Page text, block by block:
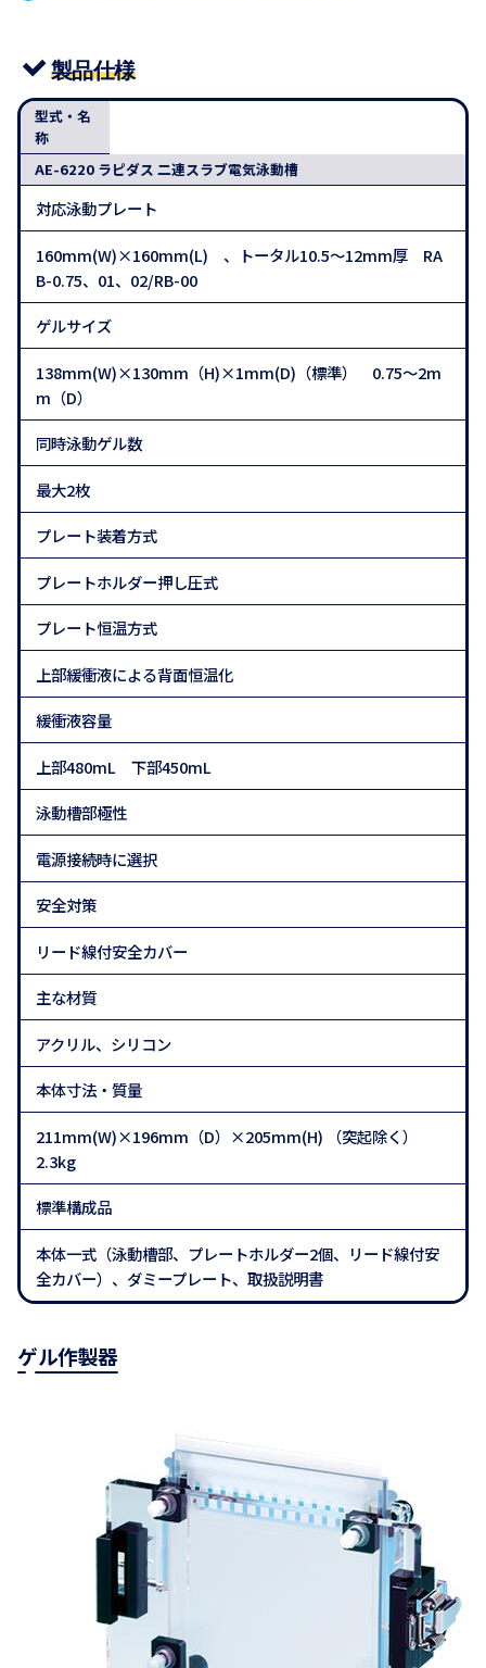
製品仕様
型式・名
称
AE-6220 ラピダス 二連スラブ電気泳動槽
対応泳動プレート
160mm(W)×160mm(L) 、トータル10.5～12mm厚 RA
B-0.75、01、02/RB-00
ゲルサイズ
138mm(W)×130mm（H)×1mm(D)（標準） 0.75～2m
m（D）
同時泳動ゲル数
最大2枚
プレート装着方式
プレートホルダー押し圧式
プレート恒温方式
上部緩衝液による背面恒温化
緩衝液容量
上部480mL 下部450mL
泳動槽部極性
電源接続時に選択
安全対策
リード線付安全カバー
主な材質
アクリル、シリコン
本体寸法・質量
211mm(W)×196mm（D）×205mm(H) （突起除く）
2.3kg
標準構成品
本体一式（泳動槽部、プレートホルダー2個、リード線付安
全カバー）、ダミープレート、取扱説明書
ゲル作製器